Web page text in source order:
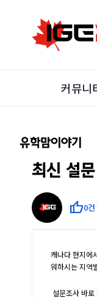
커뮤니
유학맘이야기
최신 설
thumb_up0건
캐나다 현지에
워하시는 지역
설문조사 바